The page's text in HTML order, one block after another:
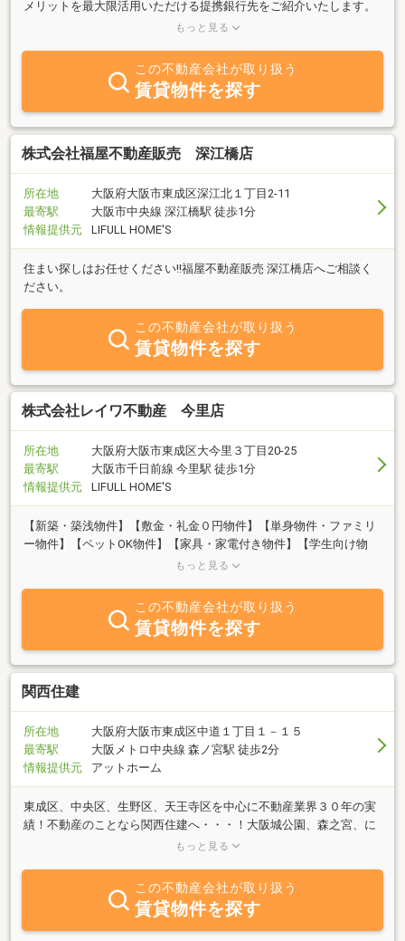
メリットを最大限活用いただける提携銀行先をご紹介いたします。
お家づくりのパートナーとして、些細なことからなんでもご相談く
もっと見る
この不動産会社が取り扱う
賃貸物件を探す
株式会社福屋不動産販売 深江橋店
所在地
大阪府大阪市東成区深江北１丁目2-11
最寄駅
大阪市中央線 深江橋駅 徒歩1分
情報提供元
LIFULL HOME'S
住まい探しはお任せください!!福屋不動産販売 深江橋店へご相談く
ださい。
この不動産会社が取り扱う
賃貸物件を探す
株式会社レイワ不動産 今里店
所在地
大阪府大阪市東成区大今里３丁目20-25
最寄駅
大阪市千日前線 今里駅 徒歩1分
情報提供元
LIFULL HOME'S
【新築・築浅物件】【敷金・礼金０円物件】【単身物件・ファミリ
ー物件】【ペットOK物件】【家具・家電付き物件】【学生向け物
件】【分譲賃貸物件】などお客様のニーズに合ったお部屋をご紹介
もっと見る
この不動産会社が取り扱う
賃貸物件を探す
関西住建
所在地
大阪府大阪市東成区中道１丁目１－１５
最寄駅
大阪メトロ中央線 森ノ宮駅 徒歩2分
情報提供元
アットホーム
東成区、中央区、生野区、天王寺区を中心に不動産業界３０年の実
績！不動産のことなら関西住建へ・・・！大阪城公園、森之宮、に
お越しの節は、関西住建へ！！森之宮駅歩2分の立地にてジャンプ
サルティングまで経験豊富なスタッフが、できる限り、お客様のご
希望に添う物件情報を提供させていただきます。東成区をはじめ、
大阪市内全般の「借りたい」「貸したい」「買いたい」「売りた
い」はもちろん、結婚・離婚・相続に伴う不動産の相談・資産運用
もっと見る
この不動産会社が取り扱う
賃貸物件を探す